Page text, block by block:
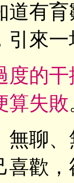
道有
引來
度的
算失敗
無聊
喜歡